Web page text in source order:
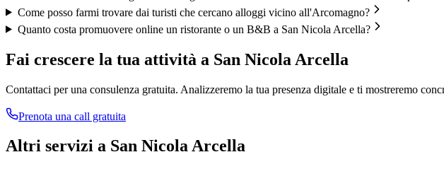
Come posso farmi trovare dai turisti che cercano alloggi vicino all'Arcomagno?
Quanto costa promuovere online un ristorante o un B&B a San Nicola Arcella?
Fai crescere la tua attività a San Nicola Arcella
Contattaci per una consulenza gratuita. Analizzeremo la tua presenza digitale e ti mostreremo
Prenota una call gratuita
Altri servizi a San Nicola Arcella